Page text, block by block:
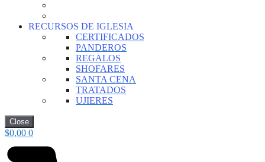
RECURSOS DE IGLESIA
CERTIFICADOS
PANDEROS
REGALOS
SHOFARES
SANTA CENA
TRATADOS
UJIERES
Close
$0,00 0